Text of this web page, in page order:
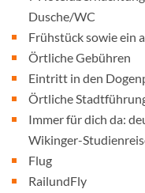
Dusche/WC
Frühstück sowie ein
Örtliche Gebühren
Eintritt in den
Örtliche
Immer für dich da:
Wikinger-
Flug
RailundFly